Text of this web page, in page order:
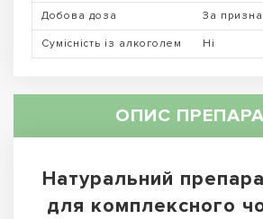
Добова доза За
Сумісність із алкоголем Ні
ОПИС
Натуральний
для комплексного